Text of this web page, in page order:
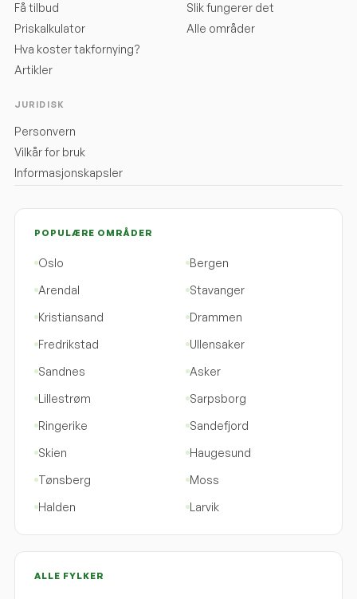
Få tilbud
Priskalkulator
Hva koster takfornying?
Artikler
Slik fungerer det
Alle områder
JURIDISK
Personvern
Vilkår for bruk
Informasjonskapsler
POPULÆRE OMRÅDER
Oslo
Bergen
Arendal
Stavanger
Kristiansand
Drammen
Fredrikstad
Ullensaker
Sandnes
Asker
Lillestrøm
Sarpsborg
Ringerike
Sandefjord
Skien
Haugesund
Tønsberg
Moss
Halden
Larvik
ALLE FYLKER